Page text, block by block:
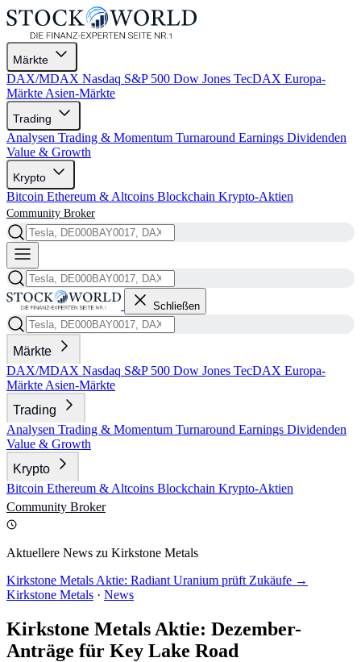
Märkte
DAX/MDAX Nasdaq S&P 500 Dow Jones TecDAX Europa-
Märkte Asien-Märkte
Trading
Analysen Trading & Momentum Turnaround Earnings Dividenden
Value & Growth
Krypto
Bitcoin Ethereum & Altcoins Blockchain Krypto-Aktien
Community Broker
Schließen
Märkte
DAX/MDAX Nasdaq S&P 500 Dow Jones TecDAX Europa-
Märkte Asien-Märkte
Trading
Analysen Trading & Momentum Turnaround Earnings Dividenden
Value & Growth
Krypto
Bitcoin Ethereum & Altcoins Blockchain Krypto-Aktien
Community Broker
Aktuellere News zu Kirkstone Metals
Kirkstone Metals Aktie: Radiant Uranium prüft Zukäufe →
Kirkstone Metals · News
Kirkstone Metals Aktie: Dezember-
Anträge für Key Lake Road